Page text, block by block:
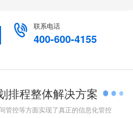
 联系电话
400-600-4155
排程整体解决方案
管控等方面实现了真正的信息化管控